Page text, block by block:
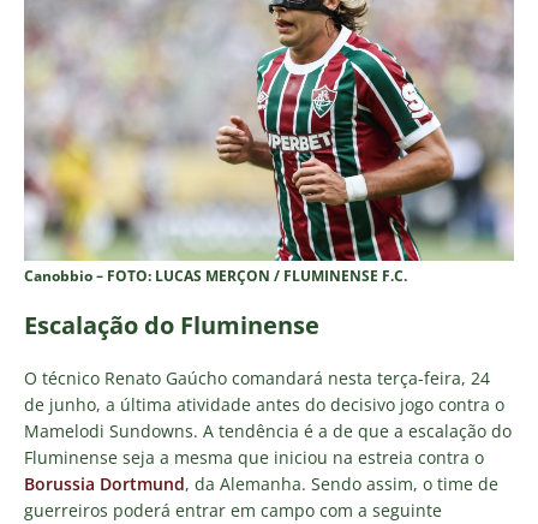
Canobbio – FOTO: LUCAS MERÇON / FLUMINENSE F.C.
Escalação do Fluminense
O técnico Renato Gaúcho comandará nesta terça-feira, 24
de junho, a última atividade antes do decisivo jogo contra o
Mamelodi Sundowns. A tendência é a de que a escalação do
Fluminense seja a mesma que iniciou na estreia contra o
Borussia Dortmund, da Alemanha. Sendo assim, o time de
guerreiros poderá entrar em campo com a seguinte